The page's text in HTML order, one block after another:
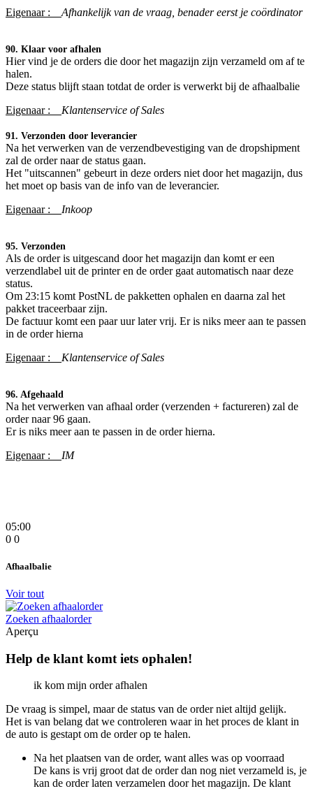
Eigenaar : Afhankelijk van de vraag, benader eerst je coördinator​
90. Klaar voor afhalen
Hier vind je de orders die door het magazijn zijn verzameld om af te
halen.
Deze status blijft staan totdat de order is verwerkt bij de afhaalbalie
Eigenaar :
Klantenservice of Sales
91. Verzonden door leverancier
Na het verwerken van de verzendbevestiging van de dropshipment
zal de order naar de status gaan.
Het "uitscannen" gebeurt in deze orders niet door het magazijn, dus
het moet op basis van de info van de leverancier.
Eigenaar :
Inkoop
95. Verzonden
Als de order is uitgescand door het magazijn dan komt er een
verzendlabel uit de printer en de order gaat automatisch naar deze
status.
Om 23:15 komt PostNL de pakketten ophalen en daarna zal het
pakket traceerbaar zijn.
De factuur komt een paar uur later vrij. Er is niks meer aan te passen
in de order hierna
Eigenaar :
Klantenservice of Sales
96. Afgehaald
Na het verwerken van afhaal order (verzenden + factureren) zal de
order naar 96 gaan.
Er is niks meer aan te passen in de order hierna.
Eigenaar :
IM
05:00
0 0
Afhaalbalie
Voir tout
Zoeken afhaalorder
Aperçu
Help de klant komt iets ophalen!
ik kom mijn order afhalen
De vraag is simpel, maar de status van de order niet altijd gelijk.
Het is van belang dat we controleren waar in het proces de klant in
de auto is gestapt om de order op te halen.
Na het plaatsen van de order, want alles was op voorraad
De kans is vrij groot dat de order dan nog niet verzameld is, je
kan de order laten verzamelen door het magazijn. De klant